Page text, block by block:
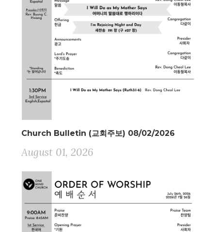
Church Bulletin (교회주보) 08/02/2026
August 01, 2026